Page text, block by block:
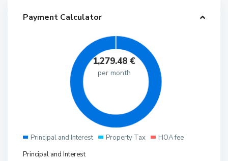
Payment Calculator
1,279.48 €
per month
Principal and Interest Property Tax
HOA fee
Principal and Interest